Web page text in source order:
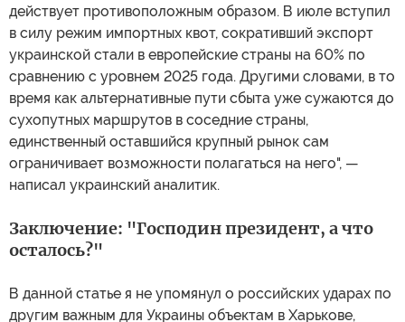
действует противоположным образом. В июле вступил
в силу режим импортных квот, сокративший экспорт
украинской стали в европейские страны на 60% по
сравнению с уровнем 2025 года. Другими словами, в то
время как альтернативные пути сбыта уже сужаются до
сухопутных маршрутов в соседние страны,
единственный оставшийся крупный рынок сам
ограничивает возможности полагаться на него", —
написал украинский аналитик.
Заключение: "Господин президент, а что
осталось?"
В данной статье я не упомянул о российских ударах по
другим важным для Украины объектам в Харькове,